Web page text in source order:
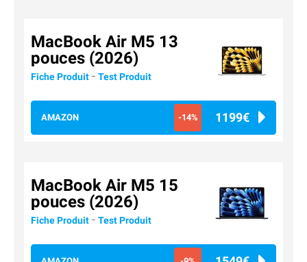
MacBook Air M5 13
pouces (2026)
Fiche Produit - Test Produit
AMAZON -14% 1199€
MacBook Air M5 15
pouces (2026)
Fiche Produit - Test Produit